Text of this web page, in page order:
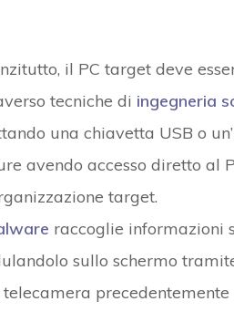
il PC target deve
tecniche di ingegneria
una chiavetta USB o
avendo accesso diretto al
target.
raccoglie informazioni
sullo schermo
telecamera